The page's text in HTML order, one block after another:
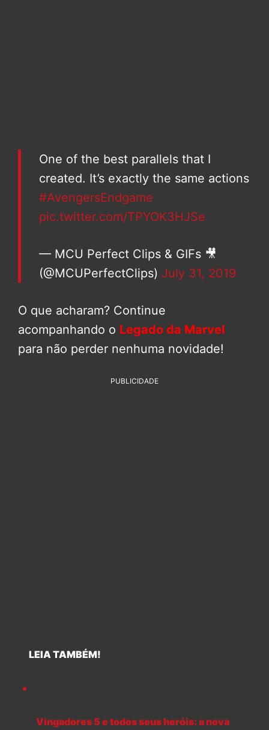
One of the best parallels that I
created. It’s exactly the same actions
#AvengersEndgame
pic.twitter.com/TPYOK3HJSe
— MCU Perfect Clips & GIFs 🎥
(@MCUPerfectClips) July 31, 2019
O que acharam? Continue
acompanhando o Legado da Marvel
para não perder nenhuma novidade!
PUBLICIDADE
LEIA TAMBÉM!
Vingadores 5 e todos seus heróis: a nova